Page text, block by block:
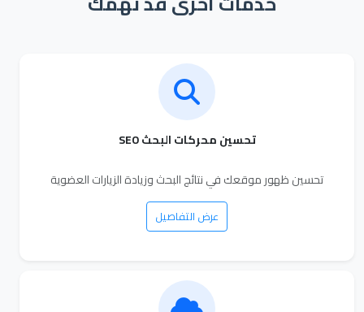
تحسين محركات البحث SEO
تحسين ظهور موقعك في نتائج البحث وزيادة الزيارات العضوية
عرض التفاصيل